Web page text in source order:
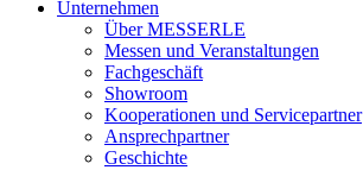
Unternehmen
Über MESSERLE
Messen und Veranstaltungen
Fachgeschäft
Showroom
Kooperationen und Servicepartner
Ansprechpartner
Geschichte